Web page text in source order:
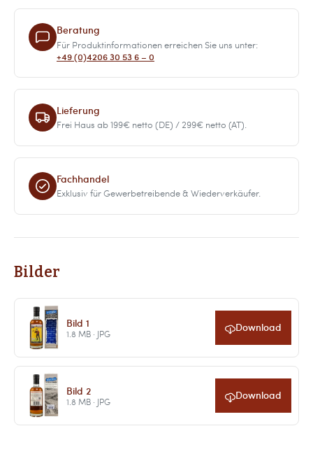
Beratung
Für Produktinformationen erreichen Sie uns unter:
+49 (0)4206 30 53 6 – 0
Lieferung
Frei Haus ab 199€ netto (DE) / 299€ netto (AT).
Fachhandel
Exklusiv für Gewerbetreibende & Wiederverkäufer.
Bilder
Bild 1
1.8 MB · JPG Download
Bild 2
1.8 MB · JPG Download